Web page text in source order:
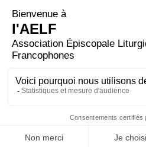
parce que je viens d’auprès de
et c’est lui qui m’a envoyé. »
On cherchait à l’arrêter,
mais personne ne mit la main
parce que son heure n’était
– Acclamons la Parole de Dieu.